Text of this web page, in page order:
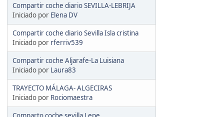
Compartir coche diario SEVILLA-LEBRIJA
Iniciado por Elena DV
Compartir coche diario Sevilla Isla cristina
Iniciado por rferriv539
Compartir coche Aljarafe-La Luisiana
Iniciado por Laura83
TRAYECTO MÁLAGA- ALGECIRAS
Iniciado por Rociomaestra